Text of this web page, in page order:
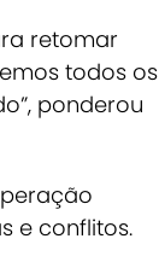
retomar
todos os
ponderou
e conflitos.